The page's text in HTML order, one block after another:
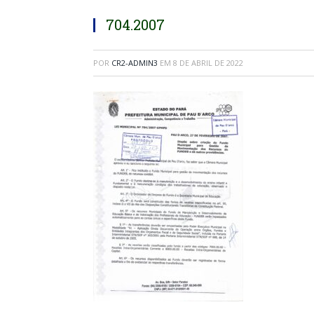
704.2007
POR CR2-ADMIN3 EM 8 DE ABRIL DE 2022